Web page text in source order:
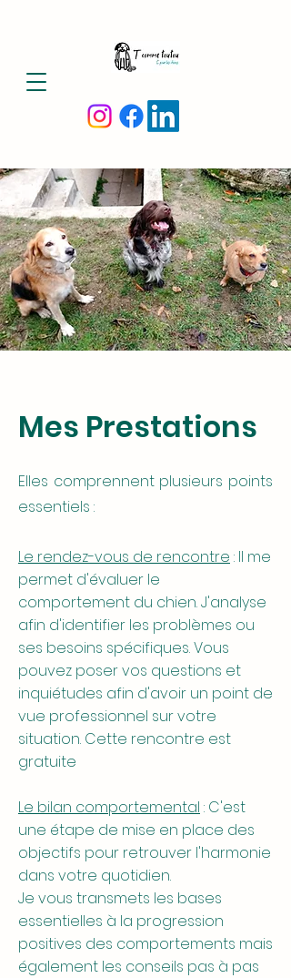
Mes Prestations
Elles comprennent plusieurs points
essentiels :
Le rendez-vous de rencontre : Il me
permet d'évaluer le
comportement du chien. J'analyse
afin d'identifier les problèmes ou
ses besoins spécifiques. Vous
pouvez poser vos questions et
inquiétudes afin d'avoir un point de
vue professionnel sur votre
situation. Cette rencontre est
gratuite
Le bilan comportemental : C'est
une étape de mise en place des
objectifs pour retrouver l'harmonie
dans votre quotidien.
Je vous transmets les bases
essentielles à la progression
positives des comportements mais
également les conseils pas à pas